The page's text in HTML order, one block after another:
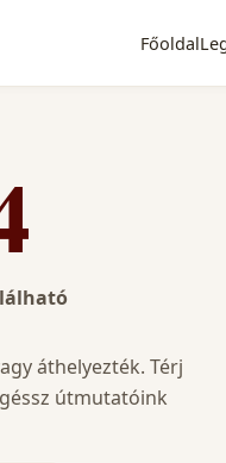
Főoldal
áthelyezték. Térj
útmutatóink